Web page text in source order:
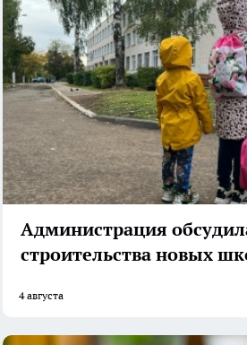
Администрация
строительства новых
4 августа